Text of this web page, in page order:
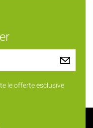
le offerte esclusive